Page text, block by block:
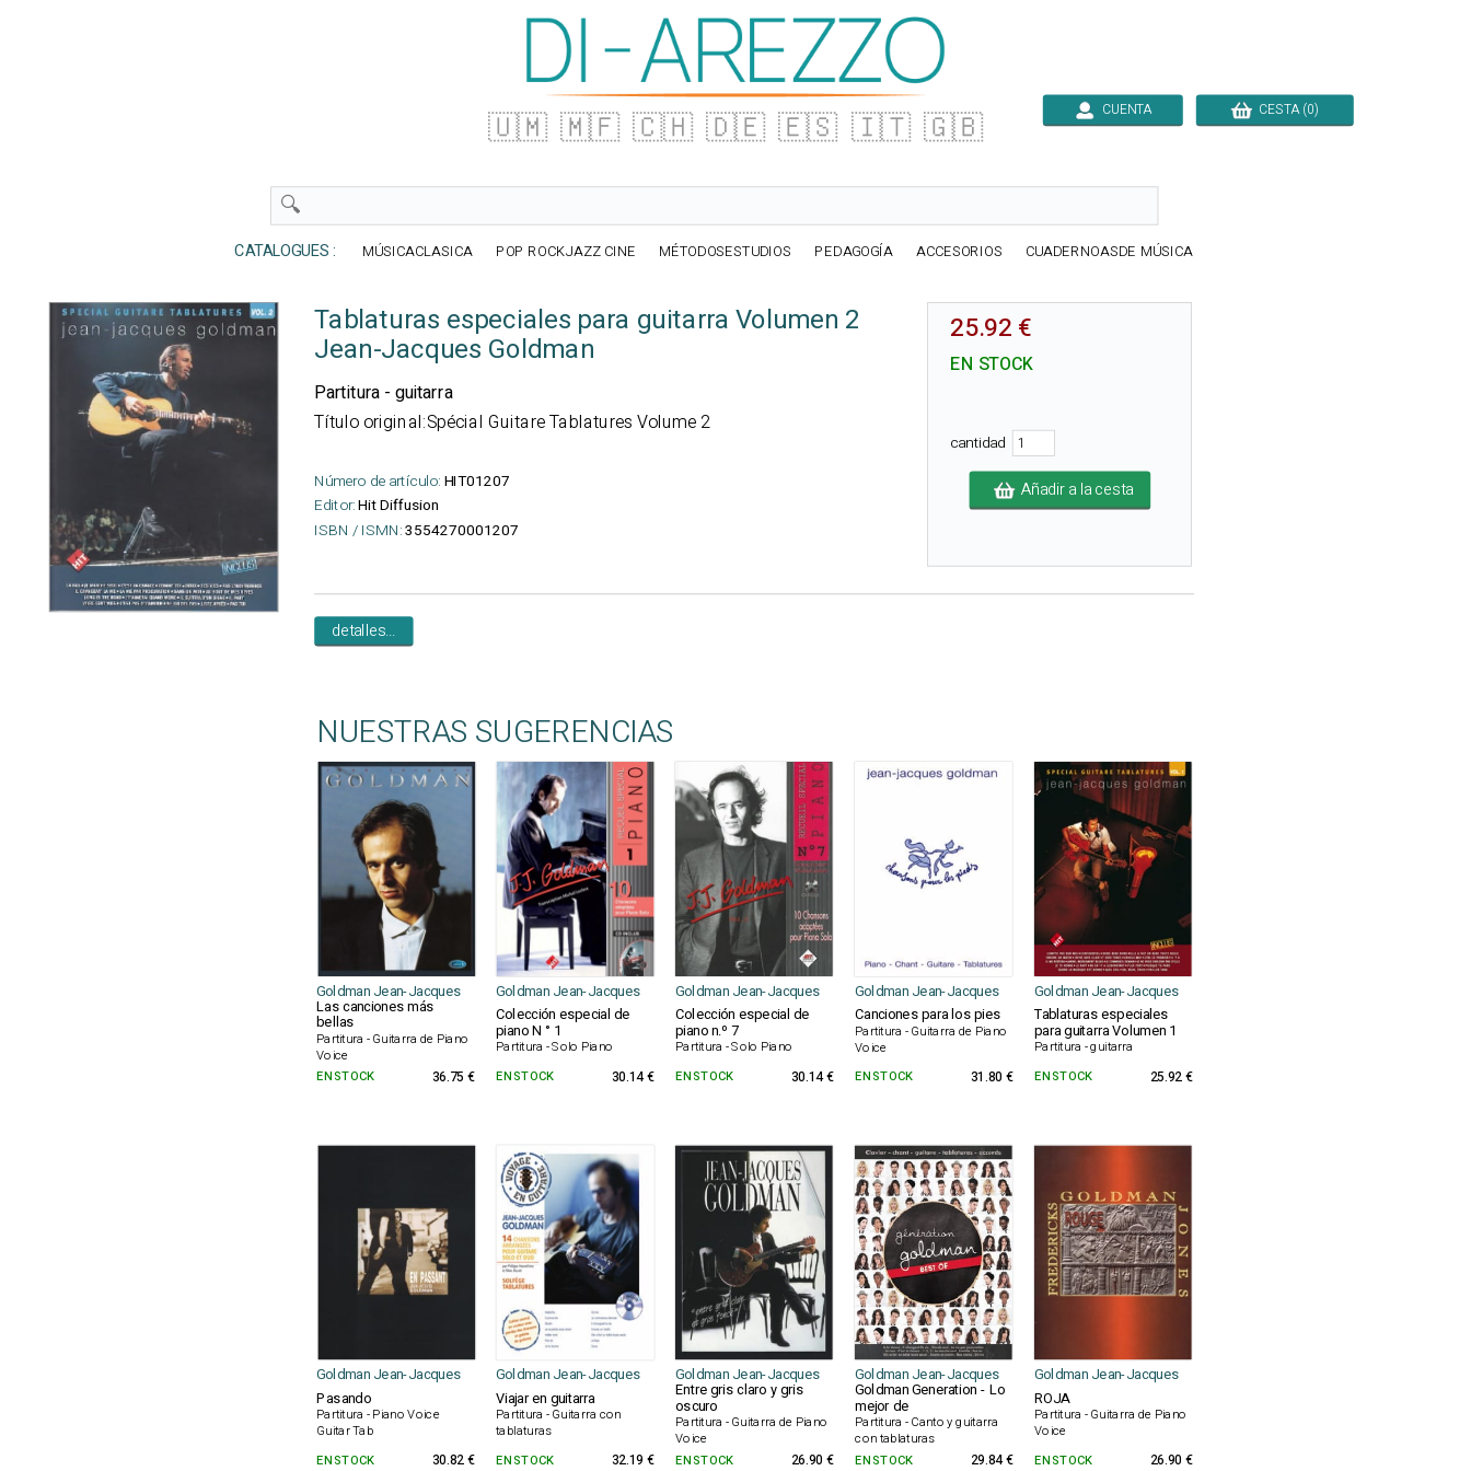
🇺🇲 🇲🇫 🇨🇭 🇩🇪 🇪🇸 🇮🇹 🇬🇧 CUENTA CESTA (0)
CATALOGUES : MÚSICACLASICA POP ROCKJAZZ CINE MÉTODOSESTUDIOS PEDAGOGÍA ACCESORIOS CUADERNOASDE MÚSICA
Tablaturas especiales para guitarra Volumen 2
Jean-Jacques Goldman
Partitura - guitarra
Título original:Spécial Guitare Tablatures Volume 2
Número de artículo: HIT01207
Editor:Hit Diffusion
ISBN / ISMN:3554270001207
25.92 €
EN STOCK
cantidad
Añadir a la cesta
detalles...
NUESTRAS SUGERENCIAS
Goldman Jean-Jacques Goldman Jean-Jacques Goldman Jean-Jacques Goldman Jean-Jacques Goldman Jean-Jacques
Las canciones más
bellas
Partitura - Guitarra de Piano
Voice
Colección especial de
piano N ° 1
Partitura - Solo Piano
Colección especial de
piano n.º 7
Partitura - Solo Piano
Canciones para los pies
Partitura - Guitarra de Piano
Voice
Tablaturas especiales
para guitarra Volumen 1
Partitura - guitarra
EN STOCK
36.75 € EN STOCK 30.14 € EN STOCK 30.14 € EN STOCK 31.80 € EN STOCK 25.92 €
Goldman Jean-Jacques Goldman Jean-Jacques Goldman Jean-Jacques Goldman Jean-Jacques
Goldman Jean-Jacques
Pasando
Partitura - Piano Voice
Guitar Tab
Viajar en guitarra
Partitura - Guitarra con
tablaturas
Entre gris claro y gris
oscuro
Partitura - Guitarra de Piano
Voice
Goldman Generation - Lo
mejor de
Partitura - Canto y guitarra
con tablaturas
ROJA
Partitura - Guitarra de Piano
Voice
EN STOCK
30.82 € EN STOCK 32.19 € EN STOCK 26.90 € EN STOCK 29.84 € EN STOCK 26.90 €